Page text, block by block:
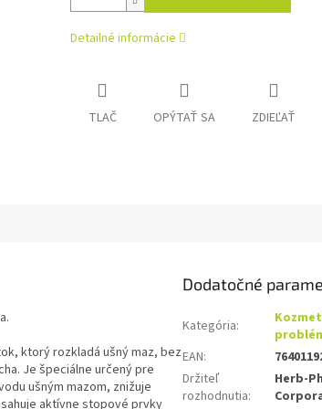
Detailné informácie
TLAČ OPÝTAŤ SA ZDIEĽAŤ
ktorý rozkladá ušný maz, bez
Je špeciálne určený pre
ušným mazom, znižuje
aktívne stopové prvky
Dodatočné
Kategória:
EAN:
Držiteľ
rozhodnutia:
Herb-